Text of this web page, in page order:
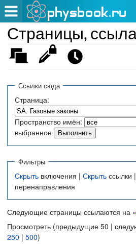
Страницы,
Ссылки сюда
Страница:
Пространство имён:
выбранное
Фильтры
Скрыть включения | Скрыть ссылки |
перенаправления
Следующие страницы ссылаются на «
Просмотреть (предыдущие 50 |
250 | 500)